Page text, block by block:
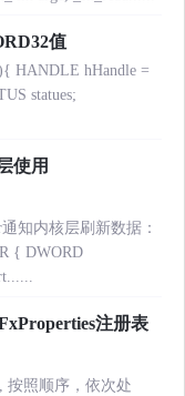
值
HANDLE hHandle =
statues;
使用
知内核层刷新数据：
{ DWORD
注册表
按照顺序，依次处